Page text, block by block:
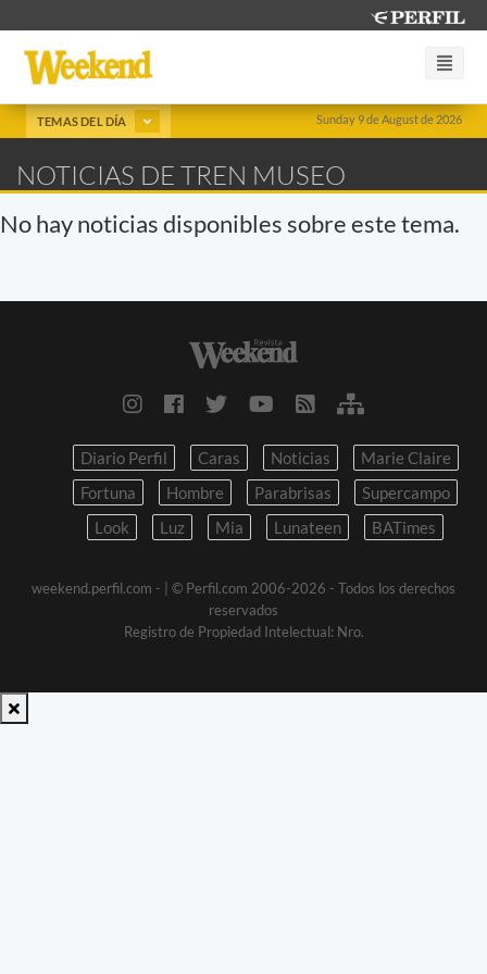
Sunday 9 de August de 2026
TEMAS DEL DÍA
NOTICIAS DE TREN MUSEO
No hay noticias disponibles sobre este tema.
Diario Perfil Caras Noticias
Marie Claire
Fortuna
Hombre Parabrisas
Supercampo
Look
Luz Mia Lunateen BATimes
weekend.perfil.com -
| © Perfil.com 2006-2026 - Todos los derechos
reservados
Registro de Propiedad Intelectual: Nro.